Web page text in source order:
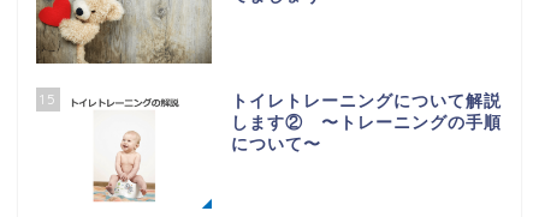
15
トイレトレーニングについて解説
します② 〜トレーニングの手順
について〜